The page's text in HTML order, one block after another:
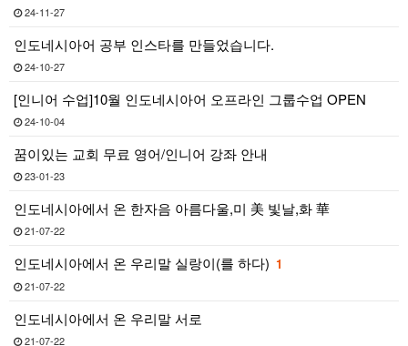
24-11-27
인도네시아어 공부 인스타를 만들었습니다.
24-10-27
[인니어 수업]10월 인도네시아어 오프라인 그룹수업 OPEN
24-10-04
꿈이있는 교회 무료 영어/인니어 강좌 안내
23-01-23
인도네시아에서 온 한자음 아름다울,미 美 빛날,화 華
21-07-22
인도네시아에서 온 우리말 실랑이(를 하다) 1
21-07-22
인도네시아에서 온 우리말 서로
21-07-22